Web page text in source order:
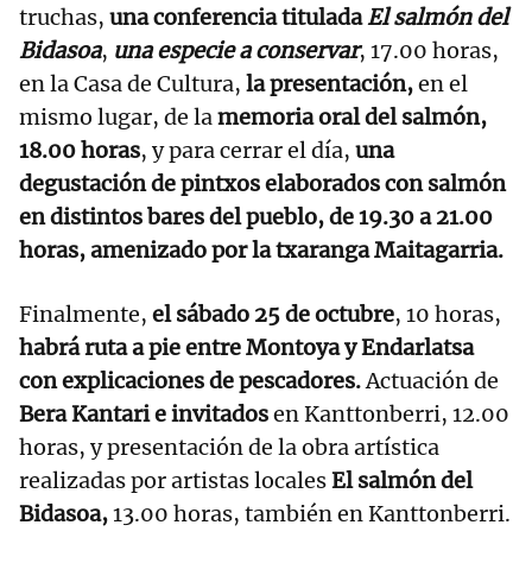
truchas, una conferencia tituladaEl salmón del
Bidasoa, una especie a conservar, 17.00 horas,
en la Casa de Cultura, la presentación,en el
mismo lugar, de lamemoria oral del salmón,
18.00 horas, y para cerrar el día, una
degustación de pintxos elaborados con salmón
en distintos bares del pueblo, de 19.30 a 21.00
horas, amenizado por la txaranga Maitagarria.
Finalmente, el sábado 25 de octubre, 10 horas,
habrá ruta a pie entre Montoya y Endarlatsa
con explicaciones de pescadores.Actuación de
Bera Kantari e invitadosen Kanttonberri, 12.00
horas, y presentación de la obra artística
realizadas por artistas localesEl salmón del
Bidasoa,13.00 horas, también en Kanttonberri.